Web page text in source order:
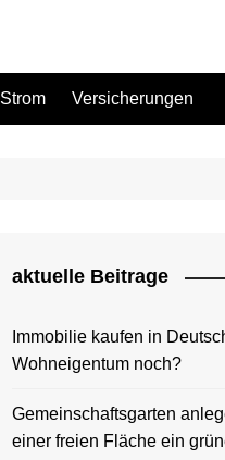
Strom Versicherungen
aktuelle Beitrage
Immobilie kaufen in
Wohneigentum noch?
Gemeinschaftsgarten
einer freien Fläche ein